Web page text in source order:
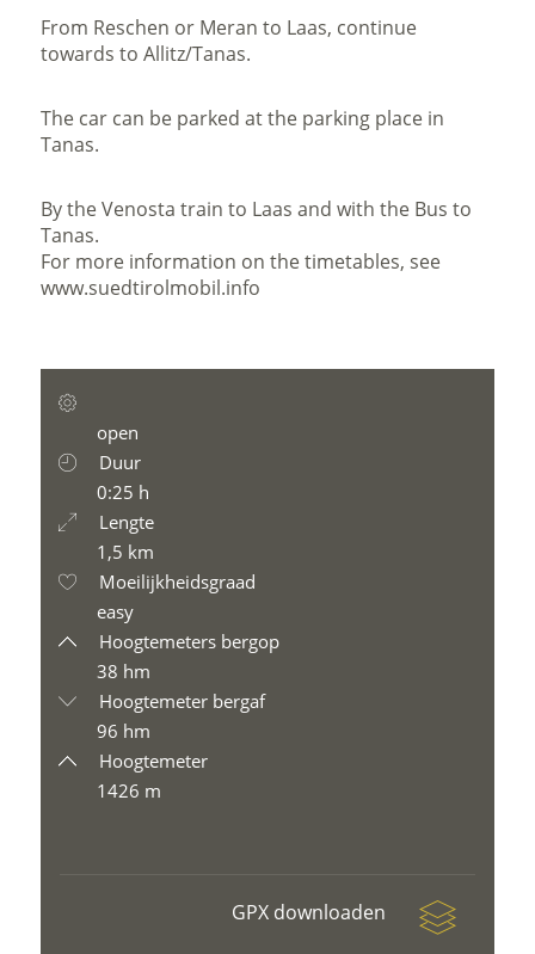
From Reschen or Meran to Laas, continue
towards to Allitz/Tanas.
The car can be parked at the parking place in
Tanas.
By the Venosta train to Laas and with the Bus to
Tanas.
For more information on the timetables, see
www.suedtirolmobil.info
open
Duur
0:25 h
Lengte
1,5 km
Moeilijkheidsgraad
easy
Hoogtemeters bergop
38 hm
Hoogtemeter bergaf
96 hm
Hoogtemeter
1426 m
GPX downloaden